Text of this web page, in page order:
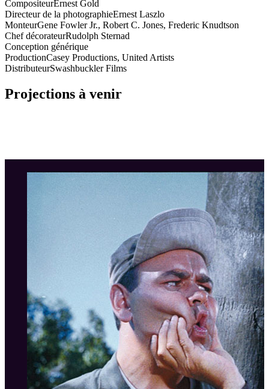
CompositeurErnest Gold
Directeur de la photographieErnest Laszlo
MonteurGene Fowler Jr., Robert C. Jones, Frederic Knudtson
Chef décorateurRudolph Sternad
Conception générique
ProductionCasey Productions, United Artists
DistributeurSwashbuckler Films
Projections à venir